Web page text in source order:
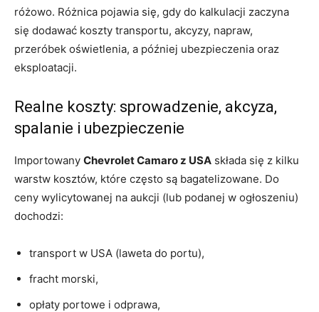
różowo. Różnica pojawia się, gdy do kalkulacji zaczyna
się dodawać koszty transportu, akcyzy, napraw,
przeróbek oświetlenia, a później ubezpieczenia oraz
eksploatacji.
Realne koszty: sprowadzenie, akcyza,
spalanie i ubezpieczenie
Importowany Chevrolet Camaro z USA składa się z kilku
warstw kosztów, które często są bagatelizowane. Do
ceny wylicytowanej na aukcji (lub podanej w ogłoszeniu)
dochodzi:
transport w USA (laweta do portu),
fracht morski,
opłaty portowe i odprawa,